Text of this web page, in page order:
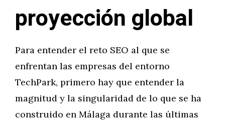
proyección global
Para entender el reto SEO al que se
enfrentan las empresas del entorno
TechPark, primero hay que entender la
magnitud y la singularidad de lo que se ha
construido en Málaga durante las últimas